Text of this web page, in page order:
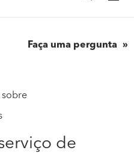
Faça uma pergunta
de